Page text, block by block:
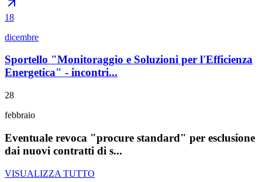
18
dicembre
Sportello "Monitoraggio e Soluzioni per l'Efficienza
Energetica" - incontri...
28
febbraio
Eventuale revoca "procure standard" per esclusione
dai nuovi contratti di s...
VISUALIZZA TUTTO